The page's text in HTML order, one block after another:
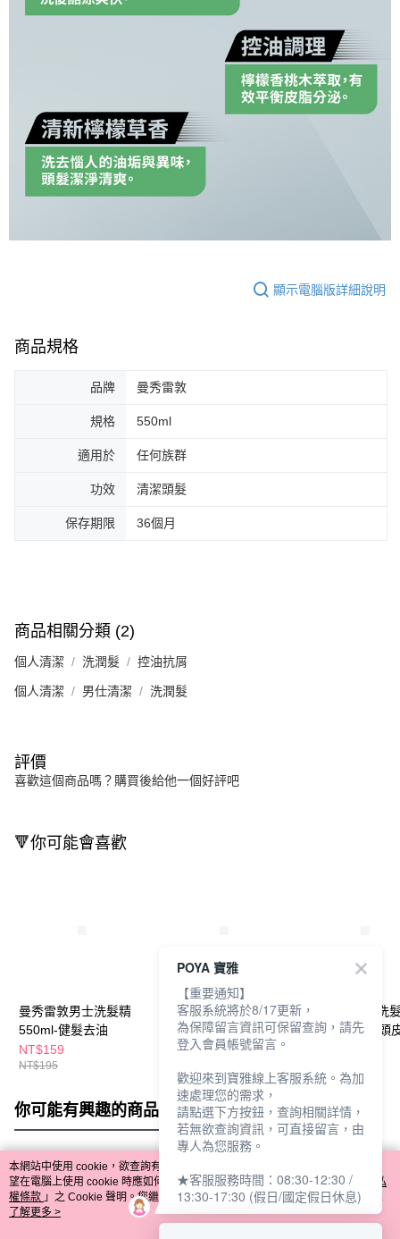
顯示電腦版詳細說明
商品規格
品牌 曼秀雷敦
規格 550ml
適用於 任何族群
功效 清潔頭髮
保存期限 36個月
商品相關分類 (2)
個人清潔 洗潤髮 控油抗屑
個人清潔 男仕清潔 洗潤髮
評價
喜歡這個商品嗎？購買後給他一個好評吧
🔻你可能會喜歡
曼秀雷敦男士洗髮精
550ml-健髮去油
NT$159
NT$195
曼秀雷敦男士洗髮精
550ml-抗屑冰涼
NT$159
曼秀雷敦男士洗
550ml-咖啡因頭
你可能有興趣的商品 全站排行
熱門標籤
本網站中使用 cookie，欲查詢有關本網站使用 cookie 方式之詳情，及若您不希
望在電腦上使用 cookie 時應如何變更電腦的 cookie 設定，請參閱本網站「
隱私
權條款 」之 Cookie 聲明。您繼續使用本網站即表示您同意本公司得按本網站使
用條款之 Cookie 聲明使用 cookie。
了解更多 >
POYA 寶雅
【重要通知】
客服系統將於8/17更新，
為保障留言資訊可保留查詢，請先
登入會員帳號留言。
歡迎來到寶雅線上客服系統。為加
速處理您的需求，
請點選下方按鈕，查詢相關詳情，
若無欲查詢資訊，可直接留言，由
專人為您服務。
★客服服務時間：08:30-12:30 /
13:30-17:30 (假日/國定假日休息)